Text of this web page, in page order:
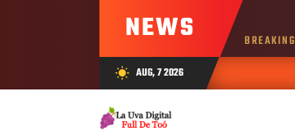
NEWS BREAKING
wb_sunny AUG, 7 2026